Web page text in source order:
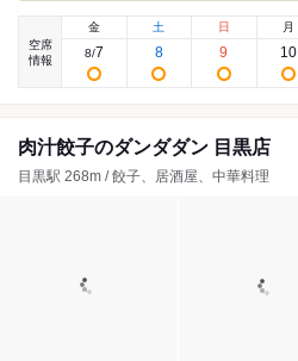
空席
情報
金
8/7
土
8
日
9
月
10
肉汁餃子のダンダダン 目黒店
目黒駅 268m / 餃子、居酒屋、中華料理